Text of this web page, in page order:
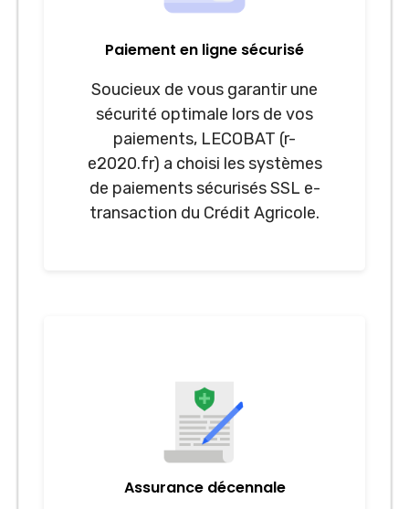
Paiement en ligne sécurisé
Soucieux de vous garantir une
sécurité optimale lors de vos
paiements, LECOBAT (r-
e2020.fr) a choisi les systèmes
de paiements sécurisés SSL e-
transaction du Crédit Agricole.
Assurance décennale